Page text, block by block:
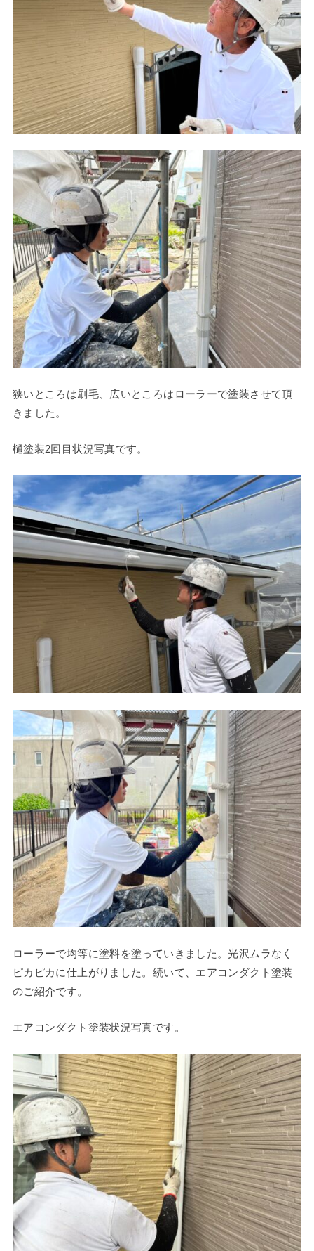
狭いところは刷毛、広いところはローラーで塗装させて頂
きました。
樋塗装2回目状況写真です。
ローラーで均等に塗料を塗っていきました。光沢ムラなく
ピカピカに仕上がりました。続いて、エアコンダクト塗装
のご紹介です。
エアコンダクト塗装状況写真です。